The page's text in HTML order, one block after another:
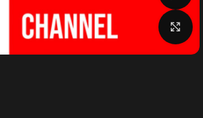
بزرگنمایی تصویر